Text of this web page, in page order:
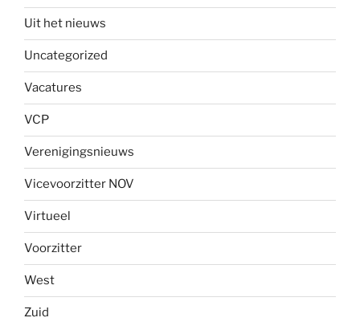
Uit het nieuws
Uncategorized
Vacatures
VCP
Verenigingsnieuws
Vicevoorzitter NOV
Virtueel
Voorzitter
West
Zuid